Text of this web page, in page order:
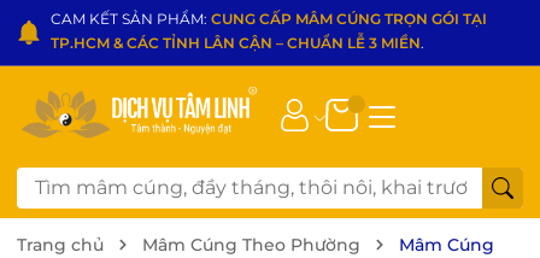
CAM KẾT SẢN PHẨM: CUNG CẤP MÂM CÚNG TRỌN GÓI TẠI
TP.HCM & CÁC TỈNH LÂN CẬN – CHUẨN LỄ 3 MIỀN.
Trang chủ Mâm Cúng Theo Phường
Mâm Cúng